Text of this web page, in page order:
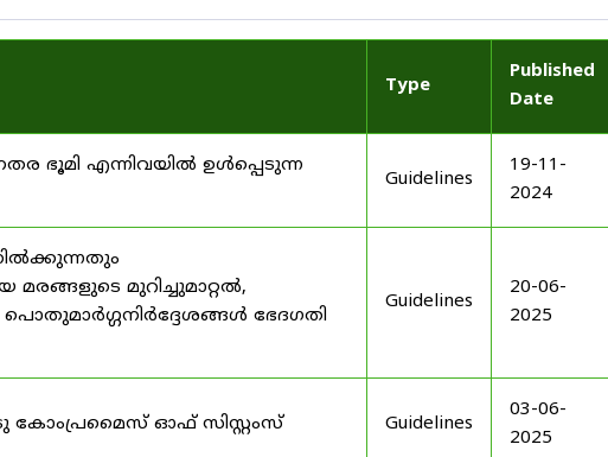
Type
Published
Date
ഭൂമി എന്നിവയിൽ ഉൾപ്പെടുന്ന
Guidelines
19-11-
2024
മുറിച്ചുമാറ്റൽ,
ഭേദഗതി
Guidelines
20-06-
2025
കോംപ്രമൈസ് ഓഫ് സിസ്റ്റംസ് Guidelines
03-06-
2025